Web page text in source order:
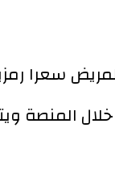
سعرا
خلال المنصة